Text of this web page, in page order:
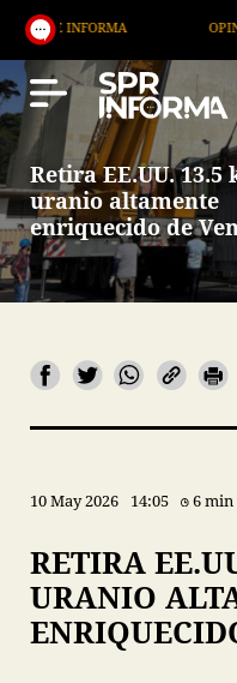
Retira EE.UU. 13.5
uranio altamente
enriquecido de
10 May 2026 14:05 6 min
RETIRA
URANIO